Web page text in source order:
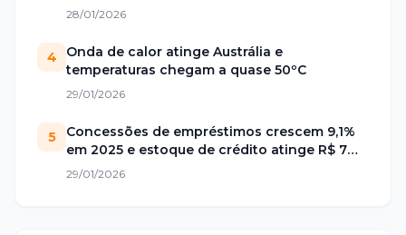
28/01/2026
4
Onda de calor atinge Austrália e
temperaturas chegam a quase 50ºC
29/01/2026
5
Concessões de empréstimos crescem 9,1%
em 2025 e estoque de crédito atinge R$ 7
trilhões no Brasil
29/01/2026